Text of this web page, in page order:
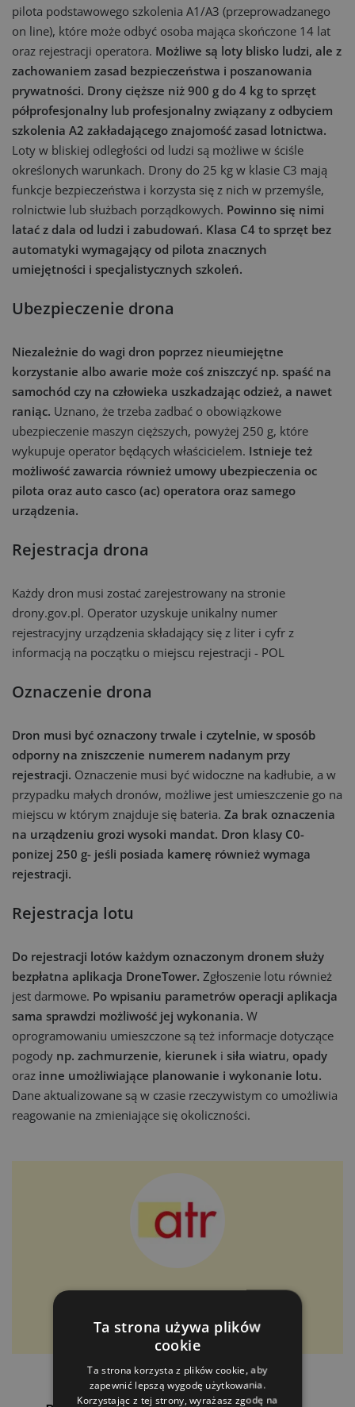
pilota podstawowego szkolenia A1/A3 (przeprowadzanego
on line), które może odbyć osoba mająca skończone 14 lat
oraz rejestracji operatora. Możliwe są loty blisko ludzi, ale z
zachowaniem zasad bezpieczeństwa i poszanowania
prywatności. Drony cięższe niż 900 g do 4 kg to sprzęt
półprofesjonalny lub profesjonalny związany z odbyciem
szkolenia A2 zakładającego znajomość zasad lotnictwa.
Loty w bliskiej odległości od ludzi są możliwe w ściśle
określonych warunkach. Drony do 25 kg w klasie C3 mają
funkcje bezpieczeństwa i korzysta się z nich w przemyśle,
rolnictwie lub służbach porządkowych. Powinno się nimi
latać z dala od ludzi i zabudowań. Klasa C4 to sprzęt bez
automatyki wymagający od pilota znacznych
umiejętności i specjalistycznych szkoleń.
Ubezpieczenie drona
Niezależnie do wagi dron poprzez nieumiejętne
korzystanie albo awarie może coś zniszczyć np. spaść na
samochód czy na człowieka uszkadzając odzież, a nawet
raniąc. Uznano, że trzeba zadbać o obowiązkowe
ubezpieczenie maszyn cięższych, powyżej 250 g, które
wykupuje operator będących właścicielem. Istnieje też
możliwość zawarcia również umowy ubezpieczenia oc
pilota oraz auto casco (ac) operatora oraz samego
urządzenia.
Rejestracja drona
Każdy dron musi zostać zarejestrowany na stronie
drony.gov.pl. Operator uzyskuje unikalny numer
rejestracyjny urządzenia składający się z liter i cyfr z
informacją na początku o miejscu rejestracji - POL
Oznaczenie drona
Dron musi być oznaczony trwale i czytelnie, w sposób
odporny na zniszczenie numerem nadanym przy
rejestracji. Oznaczenie musi być widoczne na kadłubie, a w
przypadku małych dronów, możliwe jest umieszczenie go na
miejscu w którym znajduje się bateria. Za brak oznaczenia
na urządzeniu grozi wysoki mandat. Dron klasy C0-
ponizej 250 g- jeśli posiada kamerę również wymaga
rejestracji.
Rejestracja lotu
Do rejestracji lotów każdym oznaczonym dronem służy
bezpłatna aplikacja DroneTower. Zgłoszenie lotu również
jest darmowe. Po wpisaniu parametrów operacji aplikacja
sama sprawdzi możliwość jej wykonania. W
oprogramowaniu umieszczone są też informacje dotyczące
pogody np. zachmurzenie, kierunek i siła wiatru, opady
oraz inne umożliwiające planowanie i wykonanie lotu.
Dane aktualizowane są w czasie rzeczywistym co umożliwia
reagowanie na zmieniające się okoliczności.
atr express
Ta strona używa plików
cookie
Ta strona korzysta z plików cookie, aby
zapewnić lepszą wygodę użytkowania.
Korzystając z tej strony, wyrażasz zgodę na